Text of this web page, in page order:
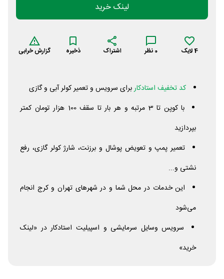
لینک خرید
4 لایک 0 نظر اشتراک ذخیره گزارش خرابی
کد تخفیف استادکاربرای سرویس و تعمیر کولر آبی و گازی
با کوپن تا 3 مرتبه و هر بار تا سقف 100 هزار تومان کمتر
بپردازید
تعمیر پمپ و تعویض پوشال و برزنت، شارژ کولر گازی، رفع
نشتی و...
این خدمات در محل شما و در شهرهای تهران و کرج انجام
می‌شود
سرویس وسایل سرمایشی و اسپیلیت استادکار در «لینک
خرید»